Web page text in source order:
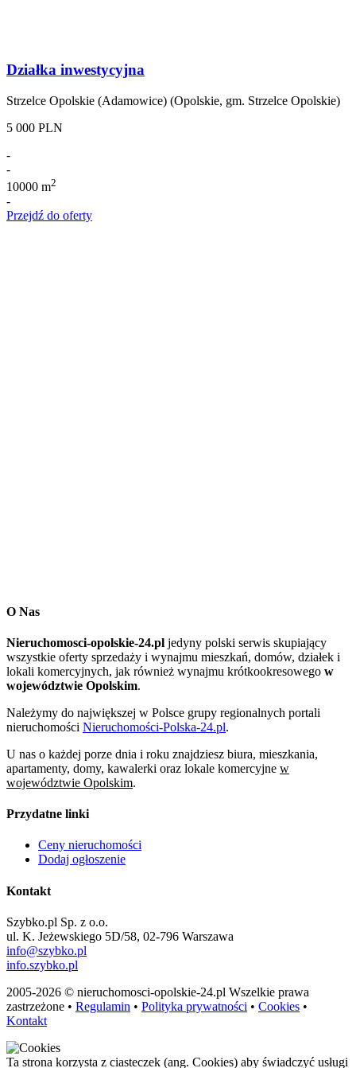
Działka inwestycyjna
Strzelce Opolskie (Adamowice) (Opolskie, gm. Strzelce Opolskie)
5 000 PLN
-
-
10000 m2
-
Przejdź do oferty
O Nas
Nieruchomosci-opolskie-24.pl jedyny polski serwis skupiający
wszystkie oferty sprzedaży i wynajmu mieszkań, domów, działek i
lokali komercyjnych, jak również wynajmu krótkookresowego w
województwie Opolskim.
Należymy do największej w Polsce grupy regionalnych portali
nieruchomości Nieruchomości-Polska-24.pl.
U nas o każdej porze dnia i roku znajdziesz biura, mieszkania,
apartamenty, domy, kawalerki oraz lokale komercyjne w
województwie Opolskim.
Przydatne linki
Ceny nieruchomości
Dodaj ogłoszenie
Kontakt
Szybko.pl Sp. z o.o.
ul. K. Jeżewskiego 5D/58, 02-796 Warszawa
info@szybko.pl
info.szybko.pl
2005-2026 © nieruchomosci-opolskie-24.pl Wszelkie prawa
zastrzeżone • Regulamin • Polityka prywatności • Cookies •
Kontakt
Ta strona korzysta z ciasteczek (ang. Cookies) aby świadczyć usługi